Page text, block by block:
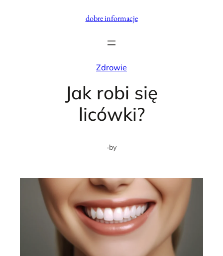
dobre informacje
Zdrowie
Jak robi się
licówki?
·by